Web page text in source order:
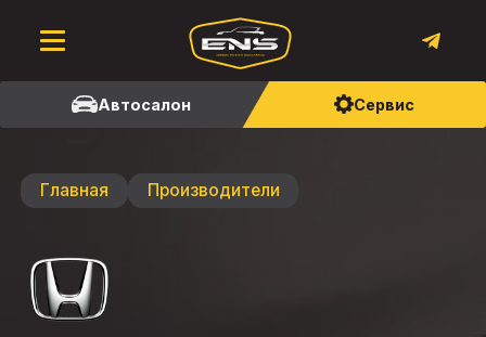
Автосалон Сервис
Главная Производители